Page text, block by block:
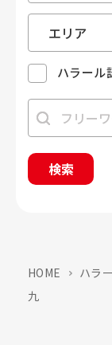
ハラール
検索
HOME ハラ
九